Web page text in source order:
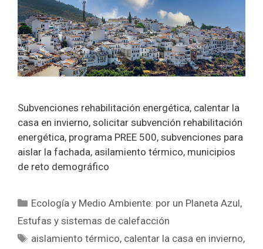
Subvenciones rehabilitación energética, calentar la
casa en invierno, solicitar subvención rehabilitación
energética, programa PREE 500, subvenciones para
aislar la fachada, asilamiento térmico, municipios
de reto demográfico
Categorías
Ecología y Medio Ambiente: por un Planeta Azul,
Estufas y sistemas de calefacción
Etiquetas
aislamiento térmico, calentar la casa en invierno,